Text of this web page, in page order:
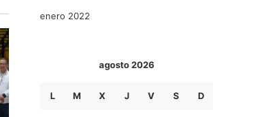
enero 2022
agosto 2026
L M X J V S D